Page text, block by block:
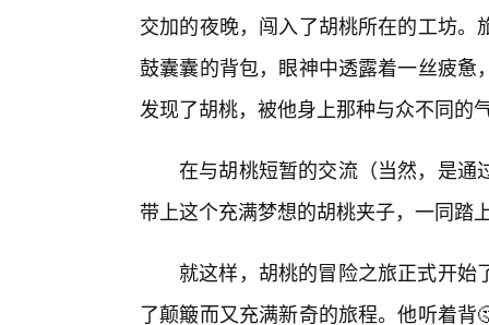
交加的夜晚，闯入了胡桃所在的工坊
鼓囊囊的背包，眼神中透露着一丝疲
发现了胡桃，被他身上那种与众不同的
在与胡桃短暂的交流（当然，是通
带上这个充满梦想的胡桃夹子，一同踏
就这样，胡桃的冒险之旅正式开
了颠簸而又充满新奇的旅程。他听着